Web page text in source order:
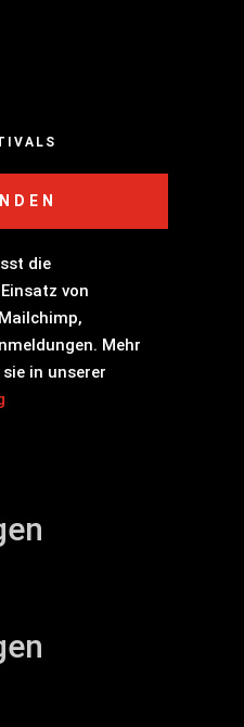
die
von
Mehr
in unserer